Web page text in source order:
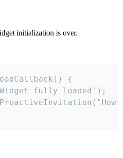
initialization is over.
{
fully loaded');